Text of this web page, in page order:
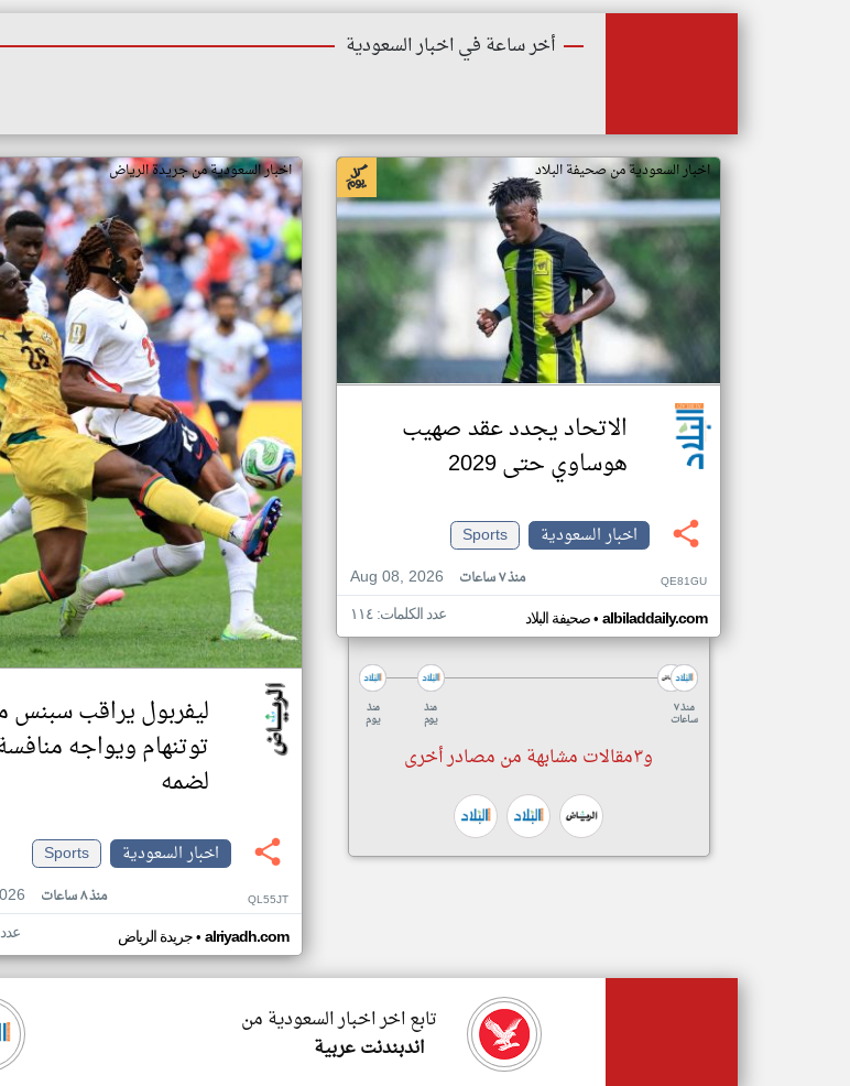
أخر ساعة في اخبار السعودية
اخبار السعودية من صحيفة البلاد
الاتحاد يجدد عقد صهيب
هوساوي حتى 2029
اخبار السعودية
Sports
Aug 08, 2026
منذ ٧ ساعات QE81GU
صحيفة البلاد• albiladdaily.com عدد الكلمات: ١١٤
منذ
يوم
منذ
يوم
منذ ٧
ساعات
و٣مقالات مشابهة من مصادر أخرى
اخبار السعودية من جريدة الرياض
ليفربول يراقب سبنس
توتنهام ويواجه
لضمه
اخبار السعودية
Sports
منذ ٨ ساعات QL55JT
جريدة الرياض• alriyadh.com عدد
تابع اخر اخبار السعودية من
اندبندنت عربية